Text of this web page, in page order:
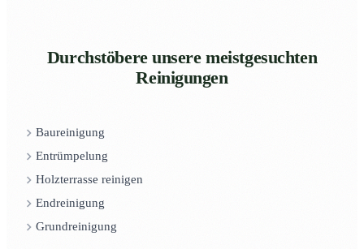
Durchstöbere unsere meistgesuchten
Reinigungen
Baureinigung
Entrümpelung
Holzterrasse reinigen
Endreinigung
Grundreinigung